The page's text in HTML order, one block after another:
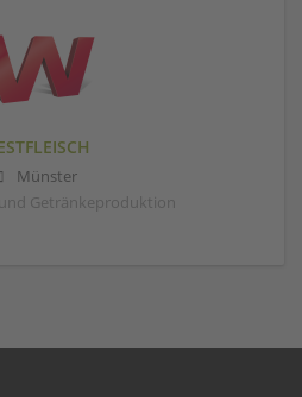
Münster
Getränkeproduktion